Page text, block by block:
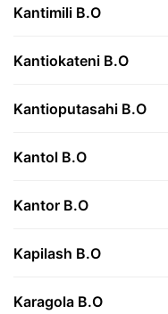
Kantimili B.O
Kantiokateni B.O
Kantioputasahi B.O
Kantol B.O
Kantor B.O
Kapilash B.O
Karagola B.O